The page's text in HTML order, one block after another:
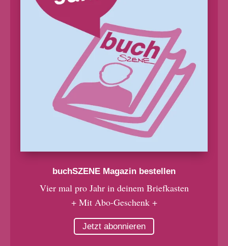
buchSZENE Magazin bestellen
Vier mal pro Jahr in deinem Briefkasten
+ Mit Abo-Geschenk +
Jetzt abonnieren